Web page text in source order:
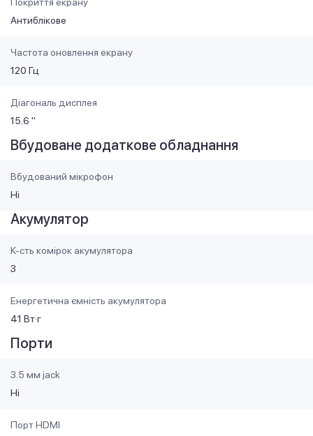
Антиблікове
Частота оновлення екрану
120 Гц
Діагональ дисплея
15.6 "
Вбудоване додаткове обладнання
Вбудований мікрофон
Ні
Акумулятор
К-сть комірок акумулятора
3
Енергетична ємність акумулятора
41 Вт·г
Порти
3.5 мм jack
Ні
Порт HDMI